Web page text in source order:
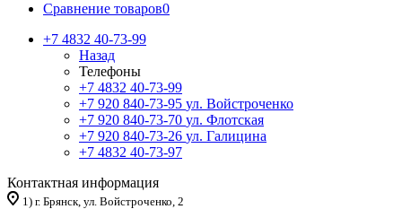
Сравнение товаров0
+7 4832 40-73-99
Назад
Телефоны
+7 4832 40-73-99
+7 920 840-73-95 ул. Войстроченко
+7 920 840-73-70 ул. Флотская
+7 920 840-73-26 ул. Галицина
+7 4832 40-73-97
Контактная информация
1) г. Брянск, ул. Войстроченко, 2